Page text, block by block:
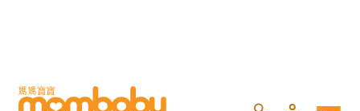
HOME 生產 哺乳